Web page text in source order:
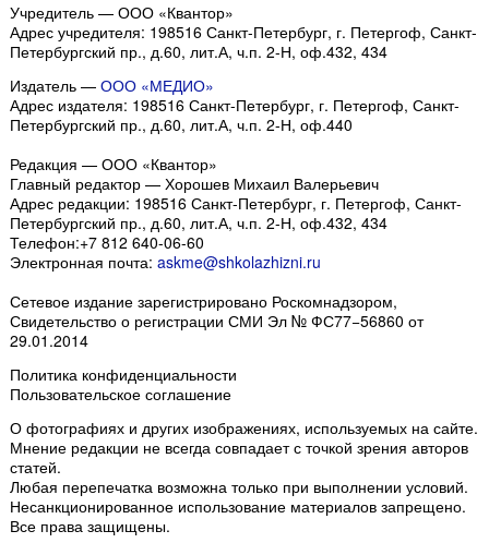
Учредитель — ООО «Квантор»
Адрес учредителя: 198516 Санкт-Петербург, г. Петергоф, Санкт-
Петербургский пр., д.60, лит.А, ч.п. 2-Н, оф.432, 434
Издатель — ООО «МЕДИО»
Адрес издателя: 198516 Санкт-Петербург, г. Петергоф, Санкт-
Петербургский пр., д.60, лит.А, ч.п. 2-Н, оф.440
Редакция — ООО «Квантор»
Главный редактор — Хорошев Михаил Валерьевич
Адрес редакции: 198516 Санкт-Петербург, г. Петергоф, Санкт-
Петербургский пр., д.60, лит.А, ч.п. 2-Н, оф.432, 434
Телефон:+7 812 640-06-60
Электронная почта: askme@shkolazhizni.ru
Сетевое издание зарегистрировано Роскомнадзором,
Свидетельство о регистрации СМИ Эл № ФС77−56860 от
29.01.2014
Политика конфиденциальности
Пользовательское соглашение
О фотографиях и других изображениях, используемых на сайте.
Мнение редакции не всегда совпадает с точкой зрения авторов
статей.
Любая перепечатка возможна только при выполнении условий.
Несанкционированное использование материалов запрещено.
Все права защищены.